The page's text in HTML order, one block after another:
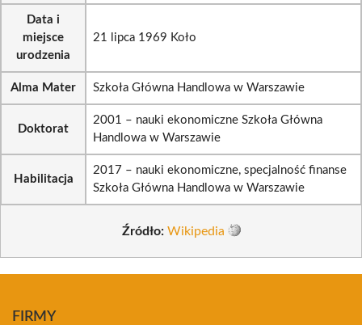
Data i
miejsce
urodzenia
21 lipca 1969 Koło
Alma Mater Szkoła Główna Handlowa w Warszawie
Doktorat
2001 – nauki ekonomiczne Szkoła Główna
Handlowa w Warszawie
Habilitacja
2017 – nauki ekonomiczne, specjalność finanse
Szkoła Główna Handlowa w Warszawie
Źródło: Wikipedia
FIRMY